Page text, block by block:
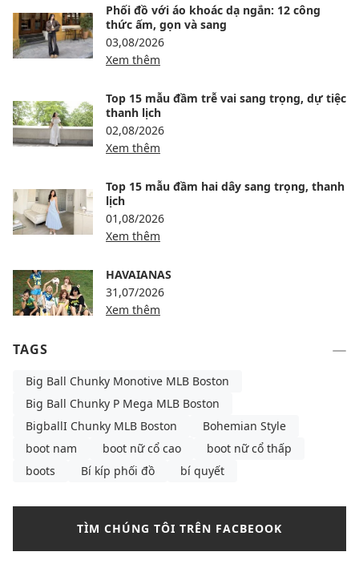
Phối đồ với áo khoác dạ ngắn: 12 công
thức ấm, gọn và sang
03,08/2026
Xem thêm
Top 15 mẫu đầm trễ vai sang trọng, dự tiệc
thanh lịch
02,08/2026
Xem thêm
Top 15 mẫu đầm hai dây sang trọng, thanh
lịch
01,08/2026
Xem thêm
HAVAIANAS
31,07/2026
Xem thêm
TAGS
Big Ball Chunky Monotive MLB Boston
Big Ball Chunky P Mega MLB Boston
BigballI Chunky MLB Boston
Bohemian Style
boot nam
boot nữ cổ cao
boot nữ cổ thấp
boots
Bí kíp phối đồ bí quyết
TÌM CHÚNG TÔI TRÊN FACBEOOK